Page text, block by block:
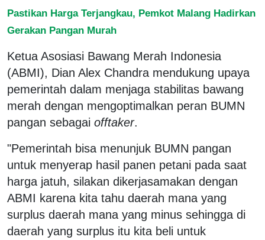
Pastikan Harga Terjangkau, Pemkot Malang Hadirkan
Gerakan Pangan Murah
Ketua Asosiasi Bawang Merah Indonesia
(ABMI), Dian Alex Chandra mendukung upaya
pemerintah dalam menjaga stabilitas bawang
merah dengan mengoptimalkan peran BUMN
pangan sebagai offtaker.
"Pemerintah bisa menunjuk BUMN pangan
untuk menyerap hasil panen petani pada saat
harga jatuh, silakan dikerjasamakan dengan
ABMI karena kita tahu daerah mana yang
surplus daerah mana yang minus sehingga di
daerah yang surplus itu kita beli untuk